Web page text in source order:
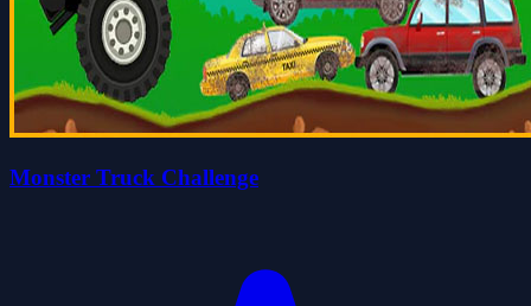
Monster Truck Challenge